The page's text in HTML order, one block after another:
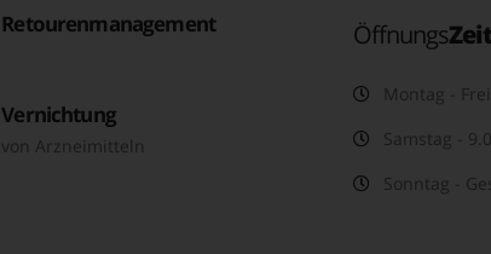
Retourenmanagement
Vernichtung
von Arzneimitteln
Öffnungs
Montag -
Samstag -
Sonntag -